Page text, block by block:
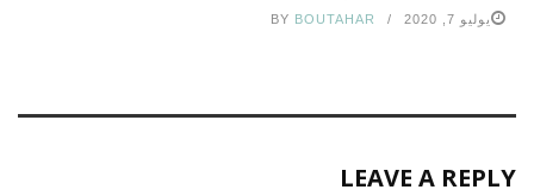
يوليو 7, 2020 BY BOUTAHAR
LEAVE A REPLY